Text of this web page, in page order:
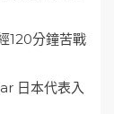
120分鐘苦戰
日本代表入